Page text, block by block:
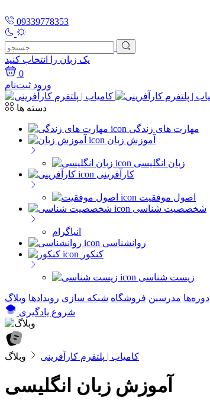
09339778353
یک زبان را انتخاب کنید
0
ورود ثبت‌نام
دسته ها
مهارت های زندگی
آموزش زبان
زبان انگلیسی
کارآفرینی
اصول موفقیت
شخصصیت شناسی
انیاگرام
روانشناسی
کنکور
زیست شناسی
دوره‌ها مدرسین فروشگاه شبکه سازی رویداد‌ها وبلاگ
شروع یادگیری
کامیاب | پلتفرم کارآفرینی وبلاگ
آموزش زبان انگلیسی